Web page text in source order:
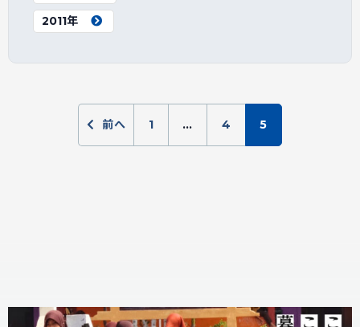
2011年
前へ 1 … 4 5